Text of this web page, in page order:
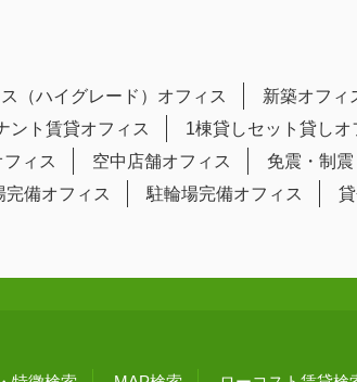
（ハイグレード）オフィス 新築オフィ
ント賃貸オフィス
1棟貸しセット貸しオ
ィス
空中店舗オフィス 免震・制
完備オフィス
駐輪場完備オフィス